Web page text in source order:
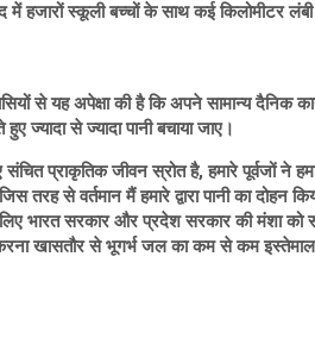
स्कूली बच्चों के साथ कई किलोमीटर लंबी
से यह अपेक्षा की है कि अपने सामान्य दैनिक
ज्यादा से ज्यादा पानी बचाया जाए।
प्राकृतिक जीवन स्रोत है, हमारे पूर्वजों ने
तरह से वर्तमान मैं हमारे द्वारा पानी का दोहन
भारत सरकार और प्रदेश सरकार की मंशा
करना खासतौर से भूगर्भ जल का कम से कम